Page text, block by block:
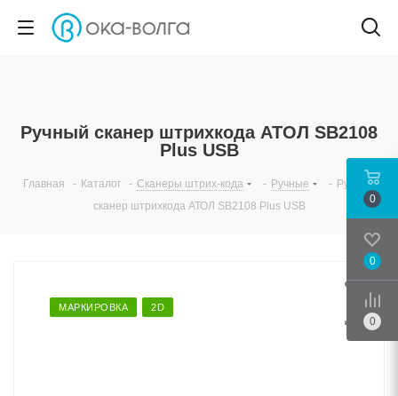
Ручный сканер штрихкода АТОЛ SB2108
Plus USB
Главная - Каталог - Сканеры штрих-кода - Ручные - Ручный
сканер штрихкода АТОЛ SB2108 Plus USB
МАРКИРОВКА 2D
0
0
0